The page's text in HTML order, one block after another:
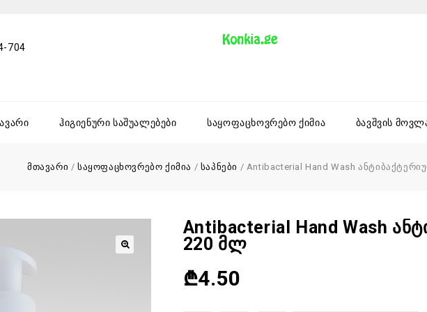
704
ჰიგიენური საშუალებები საყოფაცხოვრებო ქიმია ბავშვის
მთავარი / საყოფაცხოვრებო ქიმია / საპნები / Antibacterial Hand Wash
Antibacterial Hand Wash
220 Მლ
₾4.50